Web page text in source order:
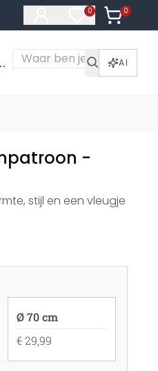
0
Artikelen in
0
Artikelen
AI
-
stijl en een vleugje
Ø 70 cm
€ 29,99